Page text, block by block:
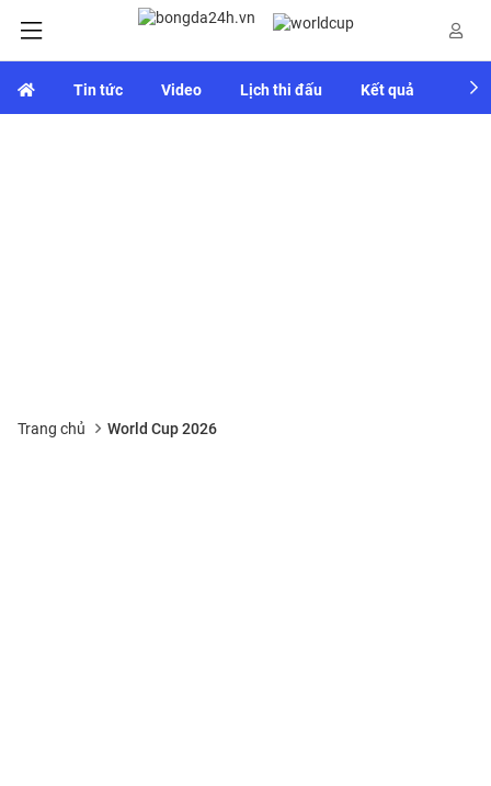
Tin tức Video Lịch thi đấu Kết quả
Trang chủ World Cup 2026